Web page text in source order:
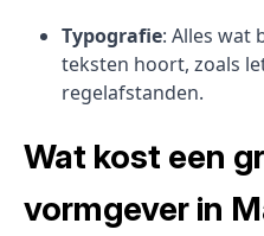
Typografie: Alles wat
teksten hoort, zoals
regelafstanden.
Wat kost een
vormgever in